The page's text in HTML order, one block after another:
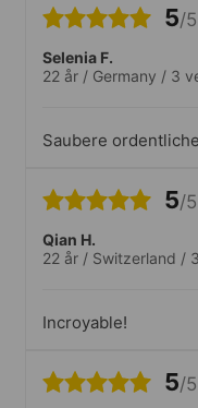
5/5
Selenia F.
22 år / Germany / 3
Saubere
5/5
Qian H.
22 år / Switzerland /
Incroyable!
5/5